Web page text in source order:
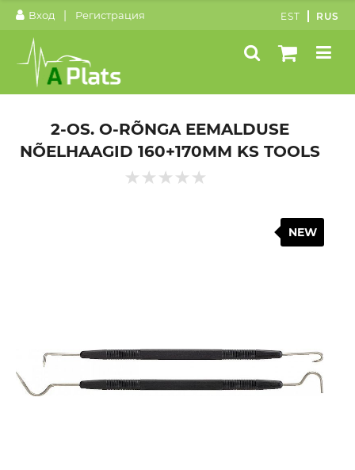
Вход | Регистрация EST RUS
2-OS. O-RÕNGA EEMALDUSE
NÕELHAAGID 160+170MM KS TOOLS
NEW